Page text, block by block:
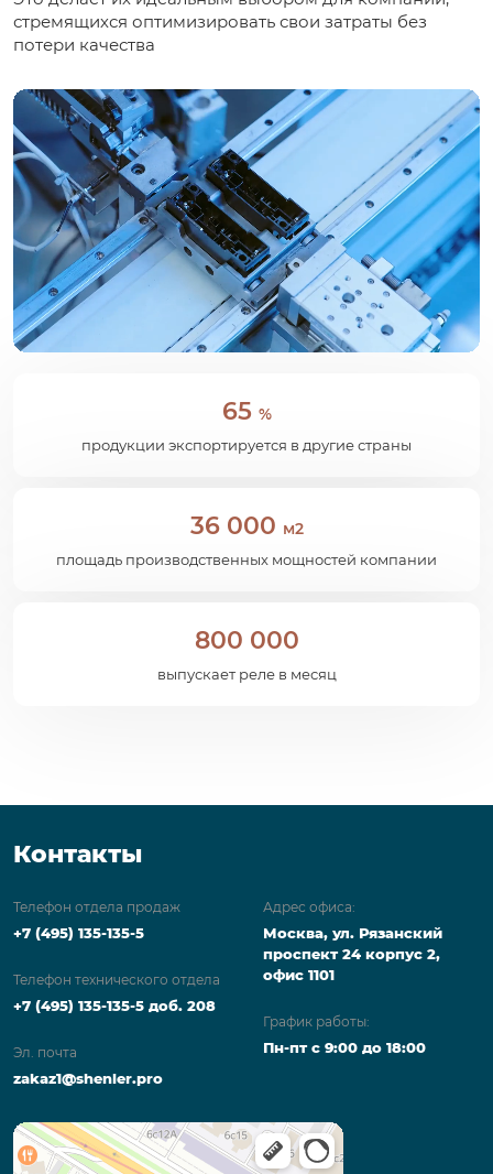
стремящихся оптимизировать свои затраты без
потери качества
65 %
продукции экспортируется в другие страны
36 000 м2
площадь производственных мощностей компании
800 000
выпускает реле в месяц
Контакты
Телефон отдела продаж
+7 (495) 135-135-5
Телефон технического отдела
+7 (495) 135-135-5 доб. 208
Эл. почта
zakaz1@shenler.pro
Адрес офиса:
Москва, ул. Рязанский
проспект 24 корпус 2,
офис 1101
График работы:
Пн-пт с 9:00 до 18:00